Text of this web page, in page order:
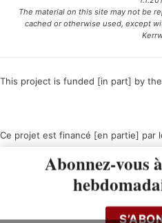
The material on this site may not be
cached or otherwise used, except
This project is funded [in part] by
Ce projet est financé [en partie] par
Abonnez-vous